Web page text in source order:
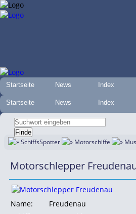
Startseite News Index
Startseite News Index
SchiffsSpotter Motorschiffe
Motorschlepper
Name:
Freudenau